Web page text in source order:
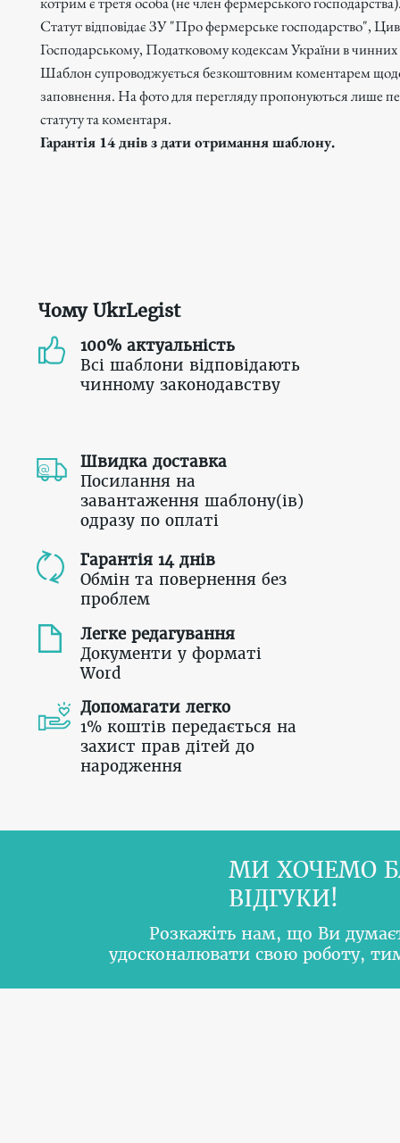
Статут відповідає ЗУ "Про фермерське господарство",
Господарському, Податковому кодексам України в чинних
Шаблон супроводжується безкоштовним коментарем
заповнення. На фото для перегляду пропонуються лише
статуту та коментаря.
Гарантія 14 днів з дати отримання шаблону.
Чому UkrLegist
100% актуальність
Всі шаблони відповідають
чинному законодавству
Швидка доставка
Посилання на
завантаження шаблону(ів)
одразу по оплаті
Гарантія 14 днів
Обмін та повернення без
проблем
Легке редагування
Документи у форматі
Word
Допомагати легко
1% коштів передається на
захист прав дітей до
народження
МИ ХОЧЕМО
ВІДГУКИ!
Розкажіть нам, що Ви
удосконалювати свою роботу,